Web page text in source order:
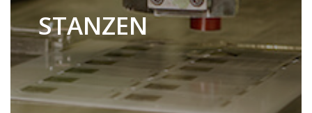
STANZEN